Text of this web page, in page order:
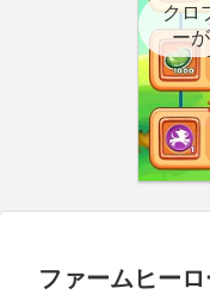
クロ
ー
こ
ファームヒー